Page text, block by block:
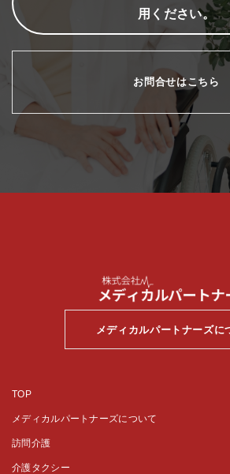
用ください。
お問合せはこちら
メディカルパートナーズに
TOP
メディカルパートナーズについて
訪問介護
介護タクシー